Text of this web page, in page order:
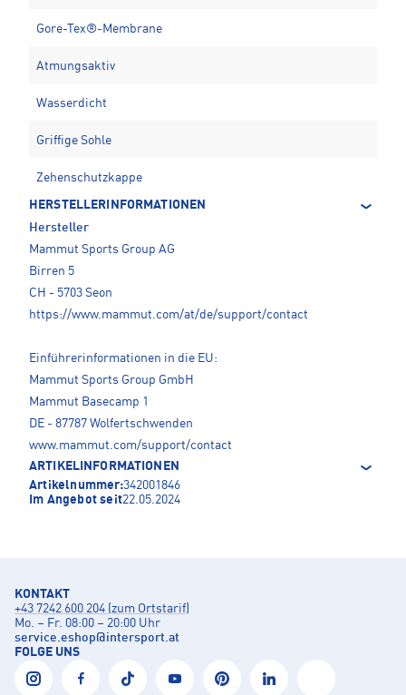
Gore-Tex®-Membrane
Atmungsaktiv
Wasserdicht
Griffige Sohle
Zehenschutzkappe
HERSTELLERINFORMATIONEN
Hersteller
Mammut Sports Group AG
Birren 5
CH - 5703 Seon
https://www.mammut.com/at/de/support/contact
Einführerinformationen in die EU:
Mammut Sports Group GmbH
Mammut Basecamp 1
DE - 87787 Wolfertschwenden
www.mammut.com/support/contact
ARTIKELINFORMATIONEN
Artikelnummer:342001846
Im Angebot seit22.05.2024
KONTAKT
+43 7242 600 204 (zum Ortstarif)
Mo. – Fr. 08:00 – 20:00 Uhr
service.eshop@intersport.at
FOLGE UNS